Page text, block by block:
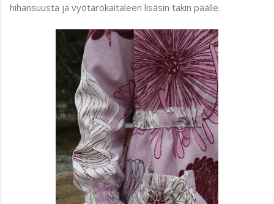
hihansuusta ja vyötärökaitaleen lisäsin takin päälle.